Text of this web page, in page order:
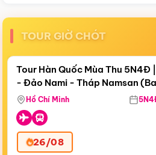
TOUR GIỜ CHÓT
Còn18 ngày 04:34:58
Bay Sun Phuquoc Airways
Tour Hàn Quốc Mùa Thu 5N4Đ
- Đảo Nami - Tháp Namsan
Airways)
Hồ Chí Minh
26/08